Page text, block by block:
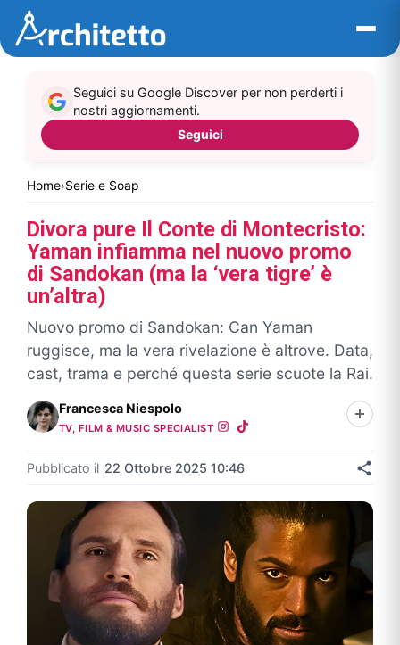
contenuto
Home›Serie e Soap
Seguici su Google Discover per non perderti i
nostri aggiornamenti.
Seguici
Divora pure Il Conte di Montecristo:
Yaman infiamma nel nuovo promo
di Sandokan (ma la ‘vera tigre’ è
un’altra)
Nuovo promo di Sandokan: Can Yaman
ruggisce, ma la vera rivelazione è altrove. Data,
cast, trama e perché questa serie scuote la Rai.
Francesca Niespolo
TV, FILM & MUSIC SPECIALIST
Pubblicato il 22 Ottobre 2025 10:46